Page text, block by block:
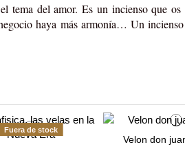
tema del amor. Es un incienso que
haya más armonía… Un
Fuera de stock
Velon don